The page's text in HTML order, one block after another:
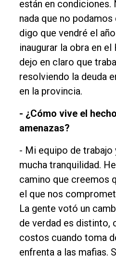
están en
nada que no
digo que vendré el
inaugurar la obra en
dejo en claro que
resolviendo la deuda
en la provincia.
- ¿Cómo vive el
amenazas?
- Mi equipo de trabajo
mucha tranquilidad.
camino que creemos
el que nos
La gente votó un
de verdad es distinto,
costos cuando toma
enfrenta a las mafias.